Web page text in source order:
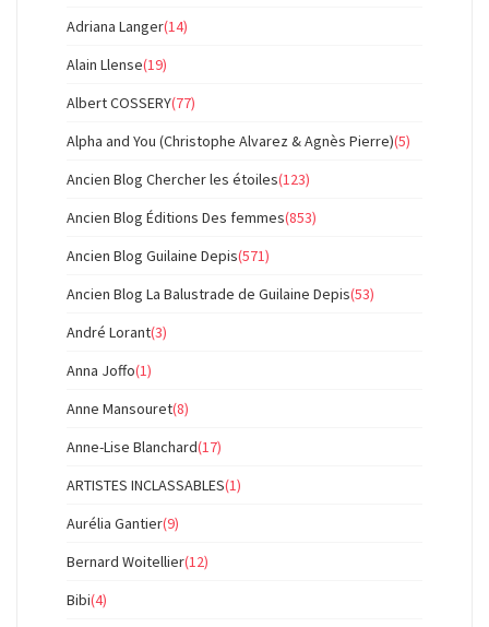
Adriana Langer(14)
Alain Llense(19)
Albert COSSERY(77)
Alpha and You (Christophe Alvarez & Agnès Pierre)(5)
Ancien Blog Chercher les étoiles(123)
Ancien Blog Éditions Des femmes(853)
Ancien Blog Guilaine Depis(571)
Ancien Blog La Balustrade de Guilaine Depis(53)
André Lorant(3)
Anna Joffo(1)
Anne Mansouret(8)
Anne-Lise Blanchard(17)
ARTISTES INCLASSABLES(1)
Aurélia Gantier(9)
Bernard Woitellier(12)
Bibi(4)